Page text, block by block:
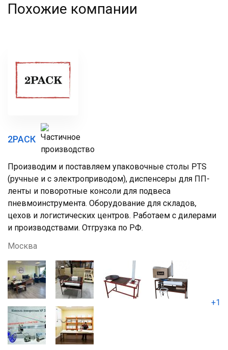
Похожие компании
2РАСК
Производим и поставляем упаковочные столы PTS
(ручные и с электроприводом), диспенсеры для ПП-
ленты и поворотные консоли для подвеса
пневмоинструмента. Оборудование для складов,
цехов и логистических центров. Работаем с дилерами
и производствами. Отгрузка по РФ.
Москва
+1